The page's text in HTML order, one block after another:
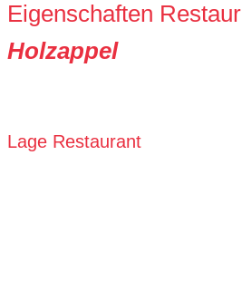
Eigenschaften
Holzappel
Lage Restaurant